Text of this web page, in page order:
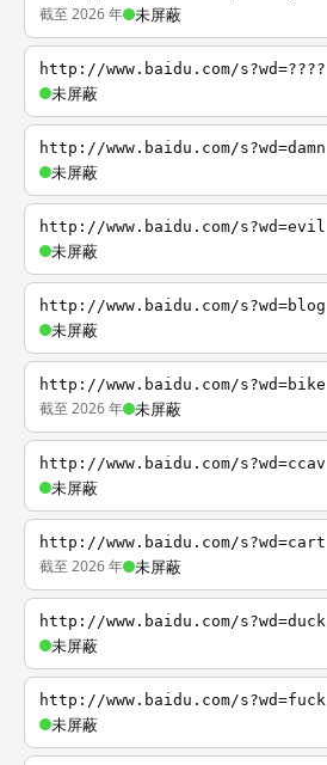
截至 2026 年 未屏蔽
http://www.baidu.com/s?wd=????
未屏蔽
http://www.baidu.com/s?wd=damn
未屏蔽
http://www.baidu.com/s?wd=evil
未屏蔽
http://www.baidu.com/s?wd=blog
未屏蔽
http://www.baidu.com/s?wd=bike
截至 2026 年 未屏蔽
http://www.baidu.com/s?wd=ccav
未屏蔽
http://www.baidu.com/s?wd=cart
截至 2026 年 未屏蔽
http://www.baidu.com/s?wd=duck
未屏蔽
http://www.baidu.com/s?wd=fuck
未屏蔽